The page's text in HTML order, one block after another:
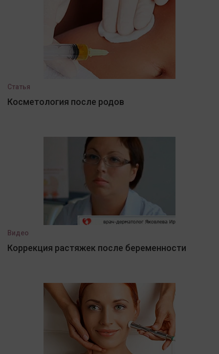
Статья
Косметология после родов
Видео
Коррекция растяжек после беременности